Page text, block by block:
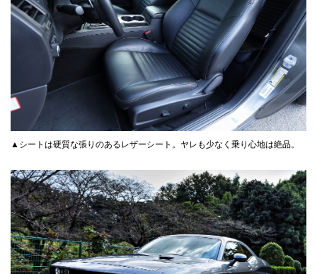
▲シートは硬質な張りのあるレザーシート。ヤレも少なく乗り心地は絶品。